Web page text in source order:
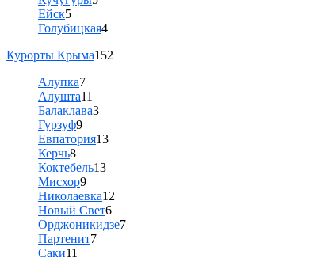
Ейск5
Голубицкая4
Курорты Крыма152
Алупка7
Алушта11
Балаклава3
Гурзуф9
Евпатория13
Керчь8
Коктебель13
Мисхор9
Николаевка12
Новый Свет6
Орджоникидзе7
Партенит7
Саки11